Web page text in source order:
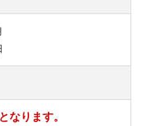
なります。